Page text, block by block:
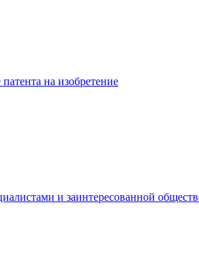
на изобретение
и заинтересованной